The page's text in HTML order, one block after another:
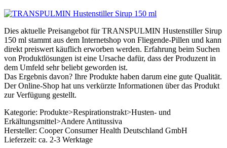
Dies aktuelle Preisangebot für TRANSPULMIN Hustenstiller Sirup
150 ml stammt aus dem Internetshop von Fliegende-Pillen und kann
direkt preiswert käuflich erworben werden. Erfahrung beim Suchen
von Produktlösungen ist eine Ursache dafür, dass der Produzent in
dem Umfeld sehr beliebt geworden ist.
Das Ergebnis davon? Ihre Produkte haben darum eine gute Qualität.
Der Online-Shop hat uns verkürzte Informationen über das Produkt
zur Verfügung gestellt.
Kategorie: Produkte>Respirationstrakt>Husten- und
Erkältungsmittel>Andere Antitussiva
Hersteller: Cooper Consumer Health Deutschland GmbH
Lieferzeit: ca. 2-3 Werktage